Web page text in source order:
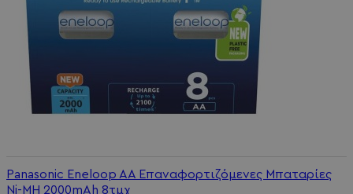
Panasonic Eneloop AA Επαναφορτιζόμενες Μπαταρίες
Ni-MH 2000mAh 8τμχ